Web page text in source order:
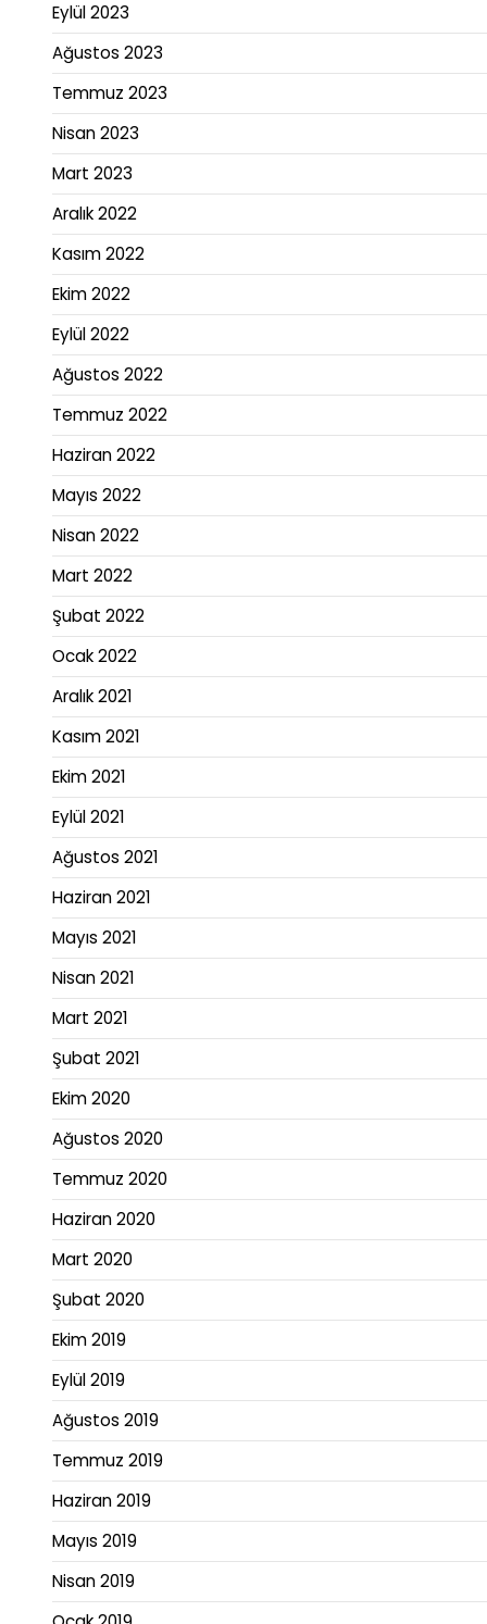
Eylül 2023
Ağustos 2023
Temmuz 2023
Nisan 2023
Mart 2023
Aralık 2022
Kasım 2022
Ekim 2022
Eylül 2022
Ağustos 2022
Temmuz 2022
Haziran 2022
Mayıs 2022
Nisan 2022
Mart 2022
Şubat 2022
Ocak 2022
Aralık 2021
Kasım 2021
Ekim 2021
Eylül 2021
Ağustos 2021
Haziran 2021
Mayıs 2021
Nisan 2021
Mart 2021
Şubat 2021
Ekim 2020
Ağustos 2020
Temmuz 2020
Haziran 2020
Mart 2020
Şubat 2020
Ekim 2019
Eylül 2019
Ağustos 2019
Temmuz 2019
Haziran 2019
Mayıs 2019
Nisan 2019